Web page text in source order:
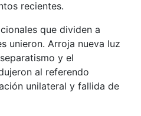
recientes.
que dividen a
unieron. Arroja nueva luz
y el
al referendo
unilateral y fallida de